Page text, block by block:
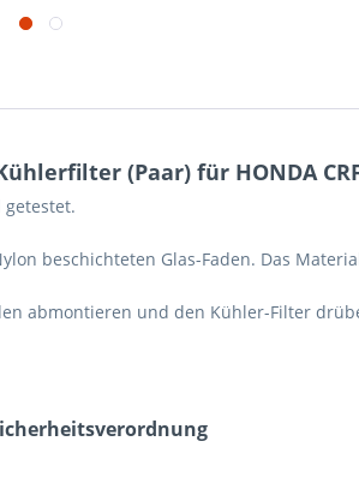
(Paar) für HONDA CRF
beschichteten Glas-Faden. Das
abmontieren und den Kühler-Filter